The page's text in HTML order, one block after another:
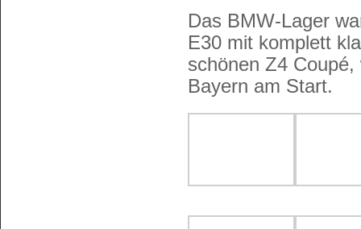
Das BMW-Lager
E30 mit komplett
schönen Z4
Bayern am Start.